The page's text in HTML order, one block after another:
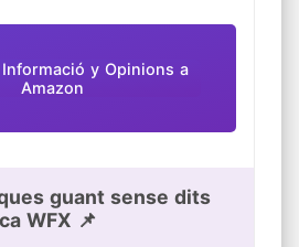
y Opinions a
Amazon
guant sense dits
WFX 📌